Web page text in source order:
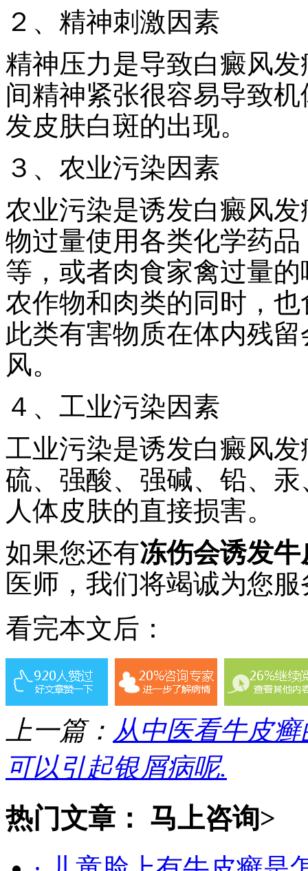
２、精神刺激因素
精神压力是导致白癜风
间精神紧张很容易导致
发皮肤白斑的出现。
３、农业污染因素
农业污染是诱发白癜风
物过量使用各类化学药
等，或者肉食家禽过量
农作物和肉类的同时，
此类有害物质在体内残
风。
４、工业污染因素
工业污染是诱发白癜风
硫、强酸、强碱、铅、
人体皮肤的直接损害。
如果您还有冻伤会诱发牛
医师，我们将竭诚为您服
看完本文后：
上一篇： 从中医看牛皮
可以引起银屑病呢.
热门文章： 马上咨询>